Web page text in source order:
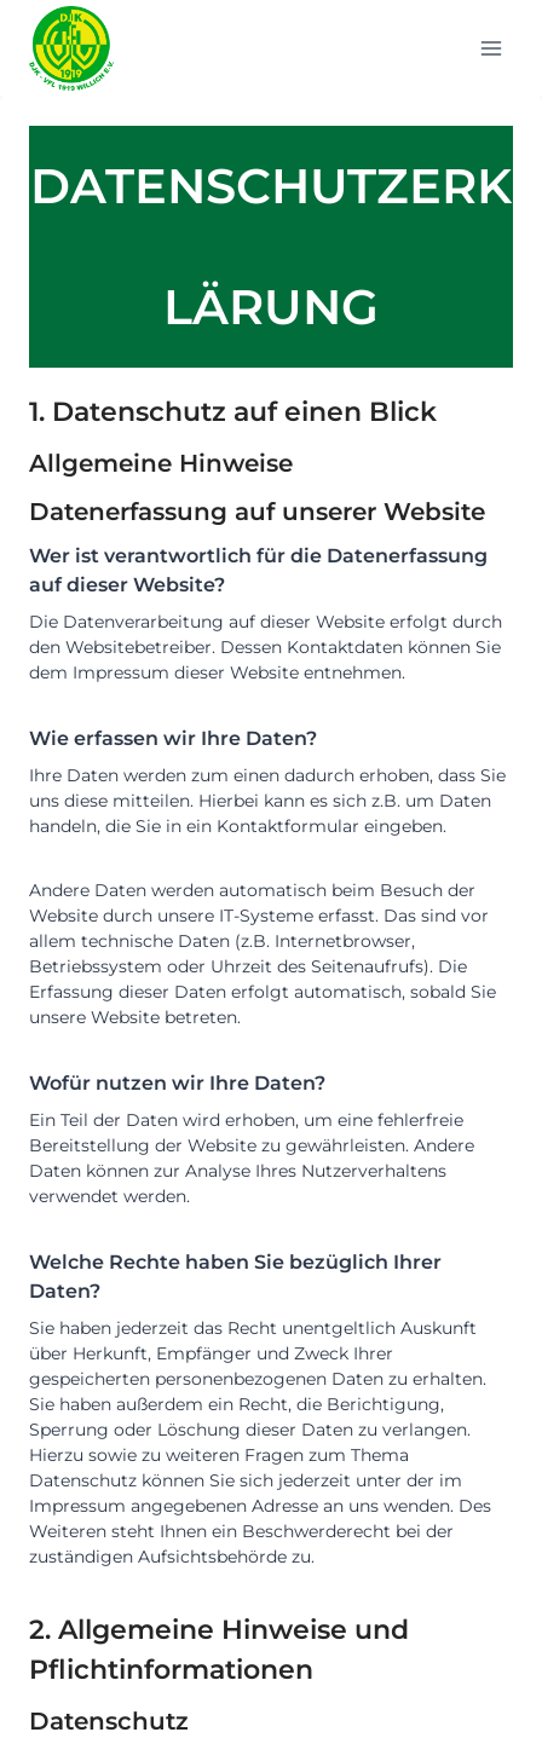
Inhalt
springen
DATENSCHUTZERK
LÄRUNG
1. Datenschutz auf einen Blick
Allgemeine Hinweise
Datenerfassung auf unserer Website
Wer ist verantwortlich für die Datenerfassung
auf dieser Website?
Die Datenverarbeitung auf dieser Website erfolgt durch
den Websitebetreiber. Dessen Kontaktdaten können Sie
dem Impressum dieser Website entnehmen.
Wie erfassen wir Ihre Daten?
Ihre Daten werden zum einen dadurch erhoben, dass Sie
uns diese mitteilen. Hierbei kann es sich z.B. um Daten
handeln, die Sie in ein Kontaktformular eingeben.
Andere Daten werden automatisch beim Besuch der
Website durch unsere IT-Systeme erfasst. Das sind vor
allem technische Daten (z.B. Internetbrowser,
Betriebssystem oder Uhrzeit des Seitenaufrufs). Die
Erfassung dieser Daten erfolgt automatisch, sobald Sie
unsere Website betreten.
Wofür nutzen wir Ihre Daten?
Ein Teil der Daten wird erhoben, um eine fehlerfreie
Bereitstellung der Website zu gewährleisten. Andere
Daten können zur Analyse Ihres Nutzerverhaltens
verwendet werden.
Welche Rechte haben Sie bezüglich Ihrer
Daten?
Sie haben jederzeit das Recht unentgeltlich Auskunft
über Herkunft, Empfänger und Zweck Ihrer
gespeicherten personenbezogenen Daten zu erhalten.
Sie haben außerdem ein Recht, die Berichtigung,
Sperrung oder Löschung dieser Daten zu verlangen.
Hierzu sowie zu weiteren Fragen zum Thema
Datenschutz können Sie sich jederzeit unter der im
Impressum angegebenen Adresse an uns wenden. Des
Weiteren steht Ihnen ein Beschwerderecht bei der
zuständigen Aufsichtsbehörde zu.
2. Allgemeine Hinweise und
Pflichtinformationen
Datenschutz